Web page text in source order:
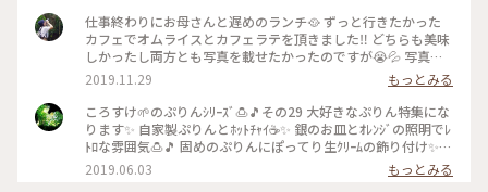
仕事終わりにお母さんと遅めのランチ🥘 ずっと行きたかった
カフェでオムライスとカフェラテを頂きました‼︎ どちらも美味
しかったし両方とも写真を載せたかったのですが😭💦 写真は
ラテアートがかわいいカフェラテ☕️ 自分が食べたオムライスと
女の子が描いてありました😊癒されるなぁ💭✨ #わたしの街#
秋の色彩#ラテアート
2019.11.29
もっとみる
ころすけ🌱のぷりんｼﾘｰｽﾞ🍮🎵その29 大好きなぷりん特集にな
ります✨ 自家製ぷりんとﾎｯﾄﾁｬｲ☕️✨ 銀のお皿とｵﾚﾝｼﾞの照明でﾚ
ﾄﾛな雰囲気🍮🎵 固めのぷりんにぽってり生ｸﾘｰﾑの飾り付け✨
いちごは季節限定です(o・ω・o)🍓 ｶﾗﾒﾙｿｰｽがけっこうほろ苦
くて甘～いﾎｯﾄﾁｬｲとよく合います😋✨ぷりんと珈琲をよくｵｰﾀﾞ
2019.06.03 もっとみる